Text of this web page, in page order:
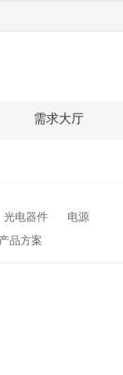
需求大厅
光电器件
电源
产品方案